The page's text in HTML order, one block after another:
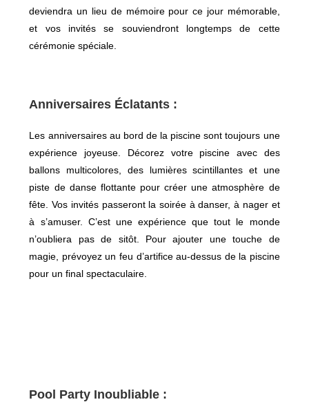
deviendra un lieu de mémoire pour ce jour mémorable,
et vos invités se souviendront longtemps de cette
cérémonie spéciale.
Anniversaires Éclatants :
Les anniversaires au bord de la piscine sont toujours une
expérience joyeuse. Décorez votre piscine avec des
ballons multicolores, des lumières scintillantes et une
piste de danse flottante pour créer une atmosphère de
fête. Vos invités passeront la soirée à danser, à nager et
à s’amuser. C’est une expérience que tout le monde
n’oubliera pas de sitôt. Pour ajouter une touche de
magie, prévoyez un feu d’artifice au-dessus de la piscine
pour un final spectaculaire.
Pool Party Inoubliable :